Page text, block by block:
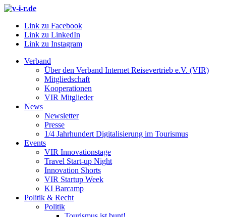
Link zu Facebook
Link zu LinkedIn
Link zu Instagram
Verband
Über den Verband Internet Reisevertrieb e.V. (VIR)
Mitgliedschaft
Kooperationen
VIR Mitglieder
News
Newsletter
Presse
1/4 Jahrhundert Digitalisierung im Tourismus
Events
VIR Innovationstage
Travel Start-up Night
Innovation Shorts
VIR Startup Week
KI Barcamp
Politik & Recht
Politik